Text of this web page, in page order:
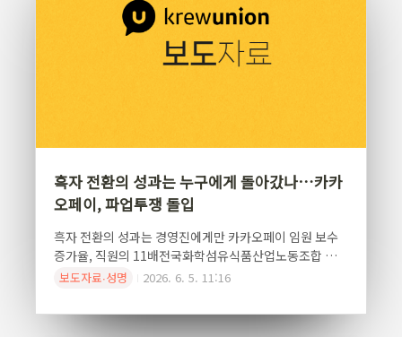
흑자 전환의 성과는 누구에게 돌아갔나…카카
오페이, 파업투쟁 돌입
흑자 전환의 성과는 경영진에게만 카카오페이 임원 보수
증가율, 직원의 11배전국화학섬유식품산업노동조합 카카
오지회(이하 카카오지회)는 카카오페이의 임금협약 교섭
을 설명하며, 실적 개선에도 불구하고 심화되고 있는 보상
격차와 일방적인 인사·고용 정책을 강하게 비판했다.카카
보도자료∙성명 2026. 6. 5. 11:16